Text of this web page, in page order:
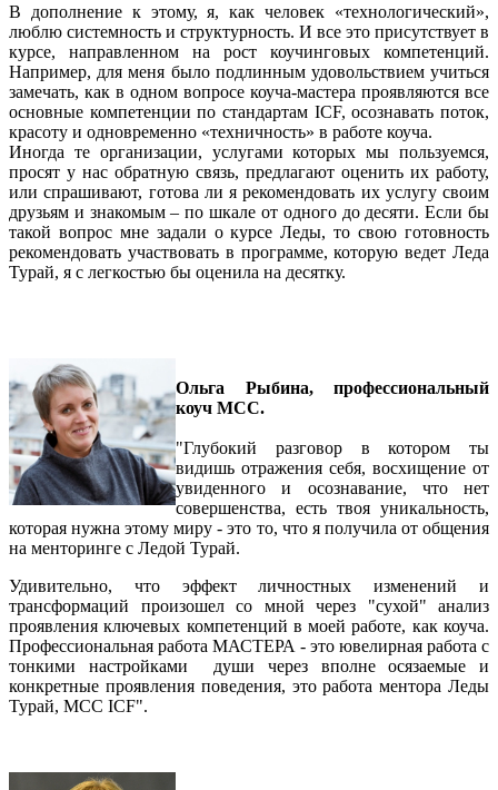
В дополнение к этому, я, как человек «технологический»,
люблю системность и структурность. И все это присутствует в
курсе, направленном на рост коучинговых компетенций.
Например, для меня было подлинным удовольствием учиться
замечать, как в одном вопросе коуча-мастера проявляются все
основные компетенции по стандартам ICF, осознавать поток,
красоту и одновременно «техничность» в работе коуча.
Иногда те организации, услугами которых мы пользуемся,
просят у нас обратную связь, предлагают оценить их работу,
или спрашивают, готова ли я рекомендовать их услугу своим
друзьям и знакомым – по шкале от одного до десяти. Если бы
такой вопрос мне задали о курсе Леды, то свою готовность
рекомендовать участвовать в программе, которую ведет Леда
Турай, я с легкостью бы оценила на десятку.
Ольга Рыбина, профессиональный
коуч MCC.
"Глубокий разговор в котором ты
видишь отражения себя, восхищение от
увиденного и осознавание, что нет
совершенства, есть твоя уникальность,
которая нужна этому миру - это то, что я получила от общения
на менторинге с Ледой Турай.
Удивительно, что эффект личностных изменений и
трансформаций произошел со мной через "сухой" анализ
проявления ключевых компетенций в моей работе, как коуча.
Профессиональная работа МАСТЕРА - это ювелирная работа с
тонкими настройками души через вполне осязаемые и
конкретные проявления поведения, это работа ментора Леды
Турай, МСС ICF".